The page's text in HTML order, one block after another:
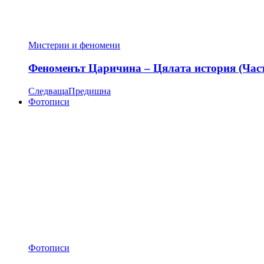
Мистерии и феномени
Феноменът Царичина – Цялата история
СледващаПредишна
Фотописи
Фотописи